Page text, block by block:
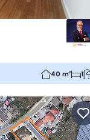
40 m² 1